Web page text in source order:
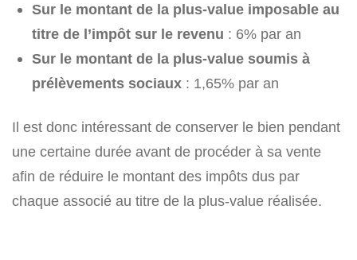
Sur le montant de la plus-value imposable au
titre de l’impôt sur le revenu : 6% par an
Sur le montant de la plus-value soumis à
prélèvements sociaux : 1,65% par an
Il est donc intéressant de conserver le bien pendant
une certaine durée avant de procéder à sa vente
afin de réduire le montant des impôts dus par
chaque associé au titre de la plus-value réalisée.